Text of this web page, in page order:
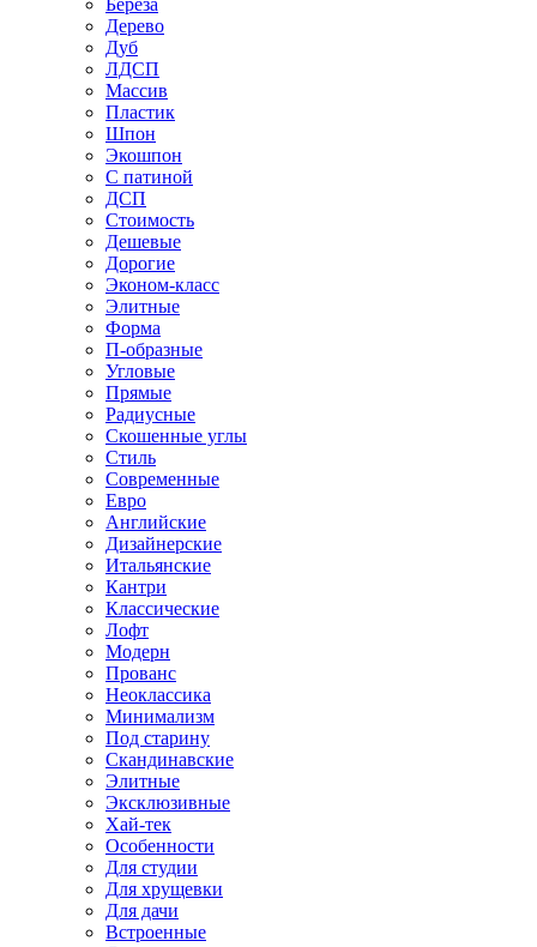
Береза
Дерево
Дуб
ЛДСП
Массив
Пластик
Шпон
Экошпон
С патиной
ДСП
Стоимость
Дешевые
Дорогие
Эконом-класс
Элитные
Форма
П-образные
Угловые
Прямые
Радиусные
Скошенные углы
Стиль
Современные
Евро
Английские
Дизайнерские
Итальянские
Кантри
Классические
Лофт
Модерн
Прованс
Неоклассика
Минимализм
Под старину
Скандинавские
Элитные
Эксклюзивные
Хай-тек
Особенности
Для студии
Для хрущевки
Для дачи
Встроенные